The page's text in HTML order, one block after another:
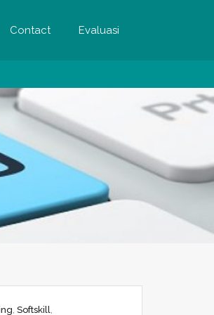
Contact Evaluasi
, Softskill,